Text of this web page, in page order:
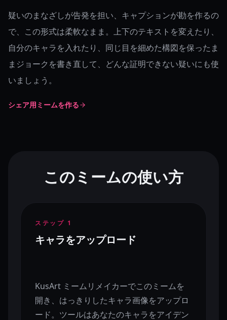
疑いのまなざしが告発を担い、キャプションが勘を作るの
で、この形式は柔軟なまま。上下のテキストを変えたり、
自分のキャラを入れたり、同じ目を細めた構図を保ったま
まジョークを書き直して、どんな証明できない疑いにも使
いましょう。
シェア用ミームを作る
このミームの使い方
ステップ 1
キャラをアップロード
KusArt ミームリメイカーでこのミームを
開き、はっきりしたキャラ画像をアップロ
ード。ツールはあなたのキャラをアイデン